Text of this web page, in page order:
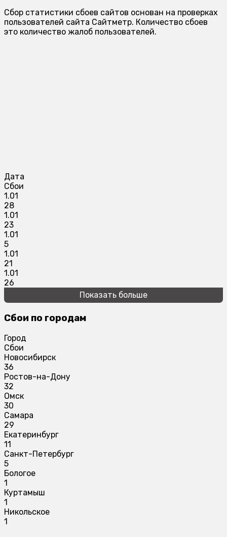
Сбор статистики сбоев сайтов основан на проверках
пользователей сайта Сайтметр. Количество сбоев
это количество жалоб пользователей.
Дата
Сбои
1.01
28
1.01
23
1.01
5
1.01
21
1.01
26
Показать больше
Сбои по городам
Город
Сбои
Новосибирск
36
Ростов-на-Дону
32
Омск
30
Самара
29
Екатеринбург
11
Санкт-Петербург
5
Бологое
1
Куртамыш
1
Никольское
1